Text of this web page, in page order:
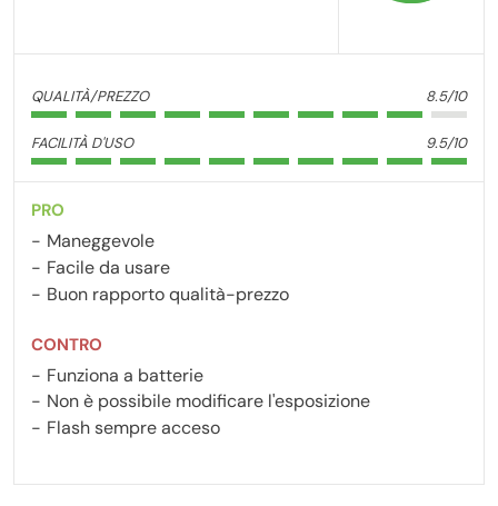
QUALITÀ/PREZZO 8.5/10
FACILITÀ D'USO 9.5/10
PRO
Maneggevole
Facile da usare
Buon rapporto qualità-prezzo
CONTRO
Funziona a batterie
Non è possibile modificare l'esposizione
Flash sempre acceso